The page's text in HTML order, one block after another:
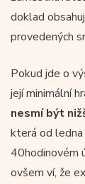
doklad
provedených
Pokud jde o
její minimální
nesmí být
která od
40hodinovém
ovšem ví, že